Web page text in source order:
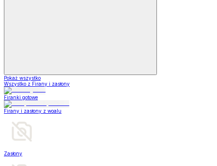
Pokaż wszystko
Wszystko z Firany i zasłony
Firanki gotowe
Firany i zasłony z woalu
Zasłony